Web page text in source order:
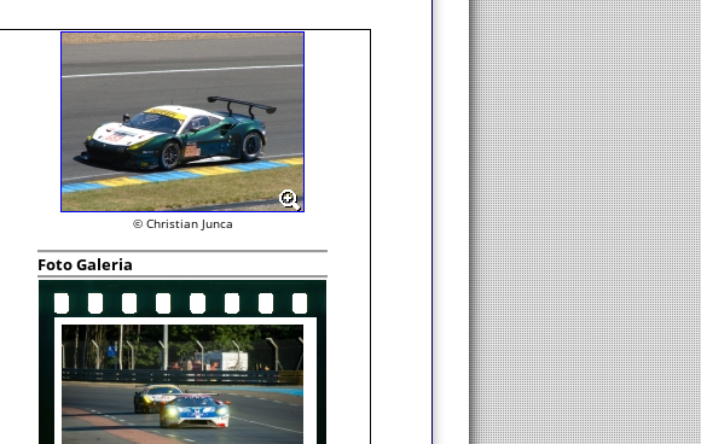
© Christian Junca
Foto Galeria